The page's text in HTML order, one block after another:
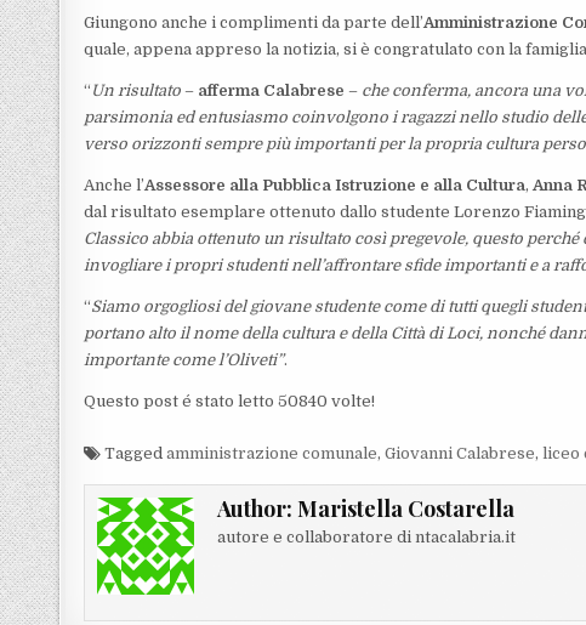
Giungono anche i complimenti da parte dell’Amministrazione
quale, appena appreso la notizia, si è congratulato con la
“ Un risultato – afferma Calabrese – che conferma, ancora una
parsimonia ed entusiasmo coinvolgono i ragazzi nello studio
verso orizzonti sempre più importanti per la propria cultura
Anche l’Assessore alla Pubblica Istruzione e alla Cultura, Anna
dal risultato esemplare ottenuto dallo studente Lorenzo
Classico abbia ottenuto un risultato così pregevole, questo
invogliare i propri studenti nell’affrontare sfide importanti e a
“Siamo orgogliosi del giovane studente come di tutti quegli
portano alto il nome della cultura e della Città di Loci, nonché
importante come l’Oliveti”.
Questo post é stato letto 50840 volte!
Taggedamministrazione comunale,Giovanni Calabrese,liceo
Author:Maristella Costarella
autore e collaboratore di ntacalabria.it